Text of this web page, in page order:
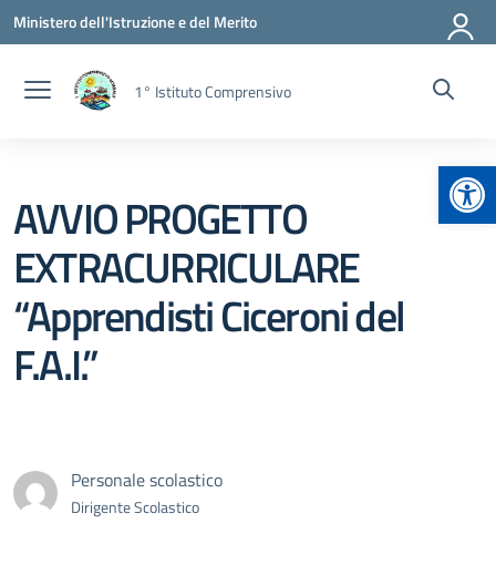
Vai ai contenuti
Vai al menu di navigazione
Vai al footer
Ministero dell'Istruzione e del Merito
1° Istituto Comprensivo
AVVIO PROGETTO
EXTRACURRICULARE
“Apprendisti Ciceroni del
F.A.I.”
Personale scolastico
Dirigente Scolastico